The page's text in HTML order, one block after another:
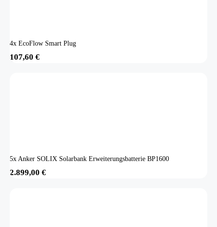
4x EcoFlow Smart Plug
107,60 €
5x Anker SOLIX Solarbank Erweiterungsbatterie BP1600
2.899,00 €